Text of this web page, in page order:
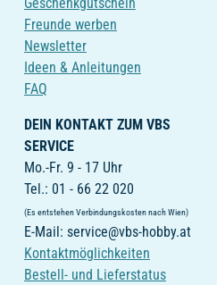
Freunde werben
Newsletter
Ideen & Anleitungen
FAQ
DEIN KONTAKT ZUM VBS
SERVICE
Mo.-Fr. 9 - 17 Uhr
Tel.: 01 - 66 22 020
(Es entstehen Verbindungskosten nach Wien)
E-Mail: service@vbs-hobby.at
Kontaktmöglichkeiten
Bestell- und Lieferstatus